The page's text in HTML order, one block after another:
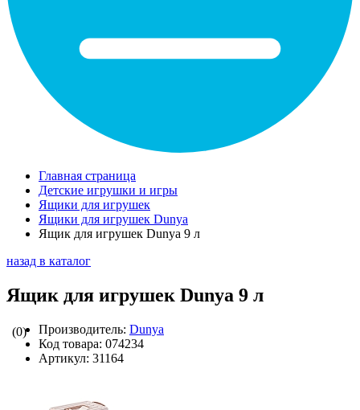
Главная страница
Детские игрушки и игры
Ящики для игрушек
Ящики для игрушек Dunya
Ящик для игрушек Dunya 9 л
назад в каталог
Ящик для игрушек Dunya 9 л
(0) Производитель: Dunya
Код товара: 074234
Артикул: 31164